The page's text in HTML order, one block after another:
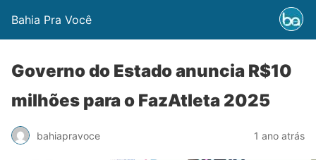
Bahia Pra Você
Governo do Estado anuncia R$10
milhões para o FazAtleta 2025
bahiapravoce 1 ano atrás